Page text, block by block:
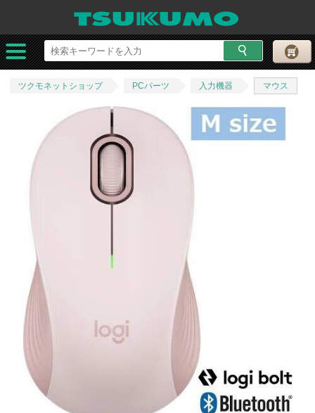
ツクモネットショップ PCパーツ 入力機器 マウス